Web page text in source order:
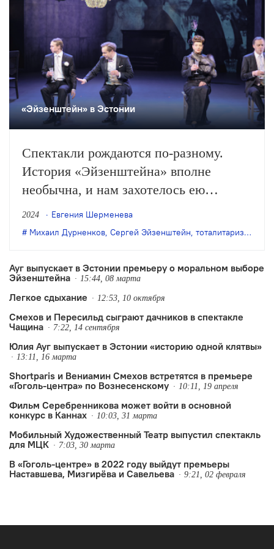
«Эйзенштейн» в Эстонии
Спектакли рождаются по-разному.
История «Эйзенштейна» вполне
необычна, и нам захотелось ею
поделиться.
2024
Евгения Шерменева
Михаил Дурненков Сергей Эйзенштейн тоталитаризм ,
Ауг выпускает в Эстонии премьеру о моральном выборе
Эйзенштейна
15:44, 08 марта
Легкое сдыхание 12:53, 10 октября
Смехов и Пересильд сыграют дачников в спектакле
Чащина
7:22, 14 сентября
Юлия Ауг выпускает в Эстонии «историю одной клятвы»
13:11, 16 марта
Shortparis и Вениамин Смехов встретятся в премьере
«Гоголь-центра» по Вознесенскому
10:11, 19 апреля
Фильм Серебренникова может войти в основной
конкурс в Каннах
10:03, 31 марта
Мобильный Художественный Театр выпустил спектакль
для МЦК
7:03, 30 марта
В «Гоголь-центре» в 2022 году выйдут премьеры
Наставшева, Мизгирёва и Савельева
9:21, 02 февраля